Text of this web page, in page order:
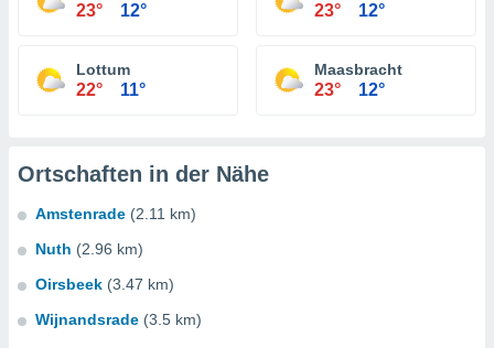
23° 12° 23° 12°
Lottum
22° 11°
Maasbracht
23° 12°
Ortschaften in der Nähe
Amstenrade (2.11 km)
Nuth (2.96 km)
Oirsbeek (3.47 km)
Wijnandsrade (3.5 km)